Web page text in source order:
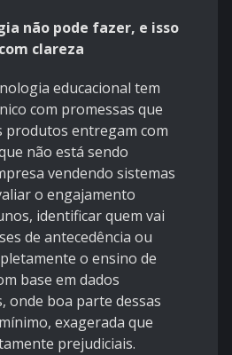
não pode fazer, e isso
clareza
educacional tem
com promessas que
produtos entregam com
não está sendo
vendendo sistemas
o engajamento
identificar quem vai
de antecedência ou
o ensino de
base em dados
onde boa parte dessas
exagerada que
prejudiciais.